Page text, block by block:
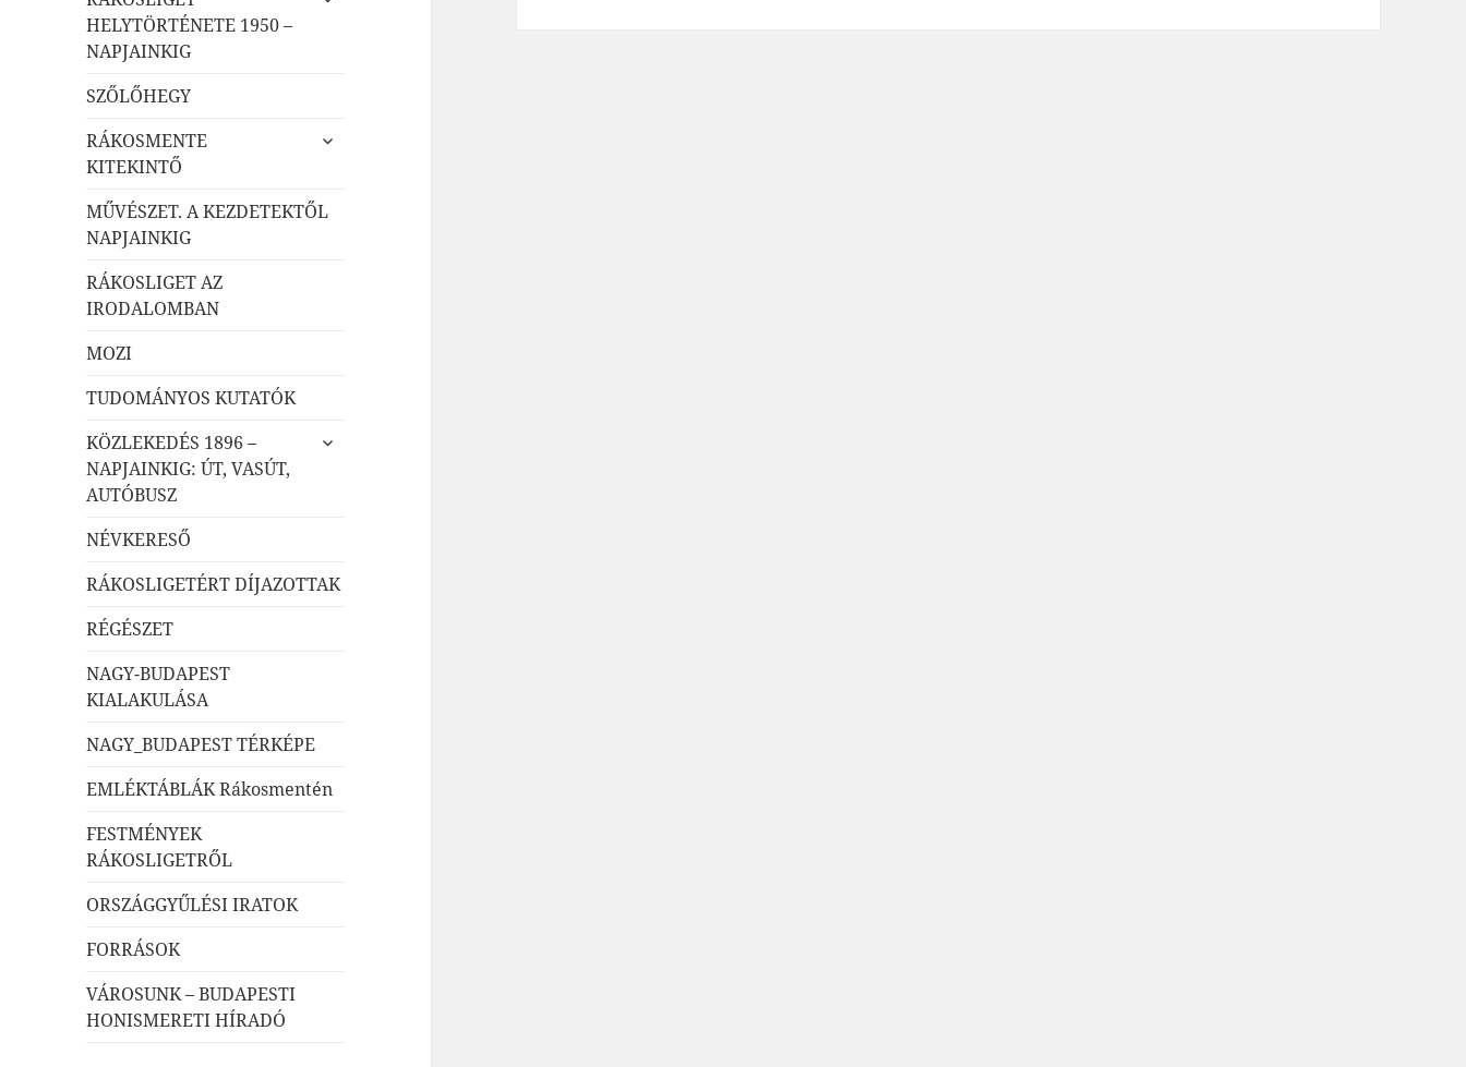
HELYTÖRTÉNETE 1950 –
NAPJAINKIG
SZŐLŐHEGY
RÁKOSMENTE
KITEKINTŐ
almenü
MŰVÉSZET. A KEZDETEKTŐL
NAPJAINKIG
RÁKOSLIGET AZ
IRODALOMBAN
MOZI
TUDOMÁNYOS KUTATÓK
KÖZLEKEDÉS 1896 –
NAPJAINKIG: ÚT, VASÚT,
AUTÓBUSZ
almenü
NÉVKERESŐ
RÁKOSLIGETÉRT DÍJAZOTTAK
RÉGÉSZET
NAGY-BUDAPEST
KIALAKULÁSA
NAGY_BUDAPEST TÉRKÉPE
EMLÉKTÁBLÁK Rákosmentén
FESTMÉNYEK
RÁKOSLIGETRŐL
ORSZÁGGYŰLÉSI IRATOK
FORRÁSOK
VÁROSUNK – BUDAPESTI
HONISMERETI HÍRADÓ